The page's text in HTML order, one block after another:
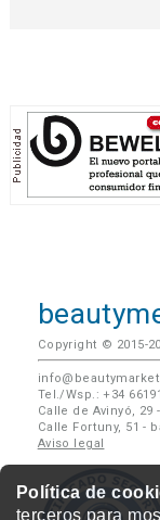
Política de
terceros para
Copyright © 2015-
Tel./Wsp.: +34
Calle de Avinyó, 29
Calle Fortuny, 51 -
Aviso legal